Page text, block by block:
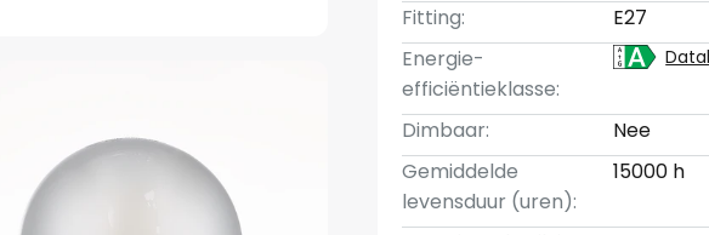
Fitting:
E27
Energie-
efficiëntieklasse:
Dimbaar:
Nee
Gemiddelde
levensduur (uren):
15000 h